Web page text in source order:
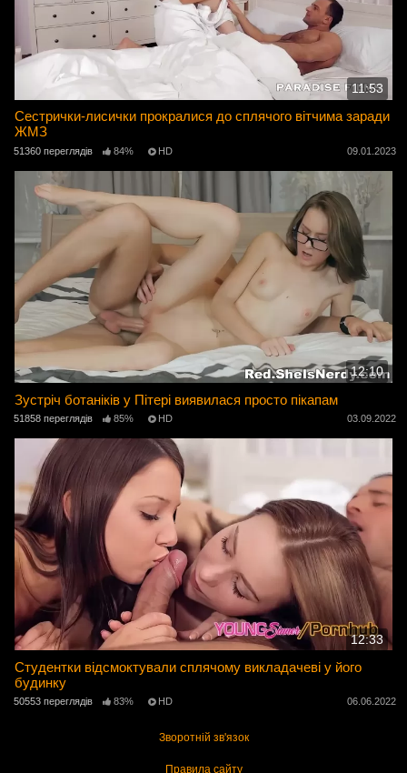
11:53
Сестрички-лисички прокралися до сплячого вітчима заради
ЖМЗ
51360 переглядів 84% HD 09.01.2023
12:10
Зустріч ботаніків у Пітері виявилася просто пікапам
51858 переглядів 85% HD 03.09.2022
12:33
Студентки відсмоктували сплячому викладачеві у його
будинку
50553 переглядів 83% HD 06.06.2022
Зворотній зв'язок
Правила сайту